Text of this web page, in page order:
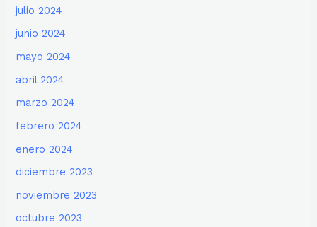
julio 2024
junio 2024
mayo 2024
abril 2024
marzo 2024
febrero 2024
enero 2024
diciembre 2023
noviembre 2023
octubre 2023